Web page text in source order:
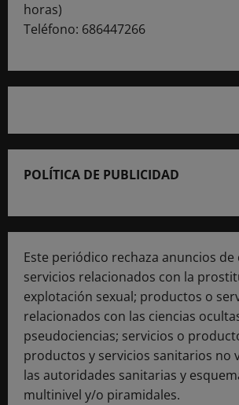
horas)
Teléfono: 686447266
POLÍTICA DE PUBLICIDAD
Este periódico rechaza anuncios
servicios relacionados con la
explotación sexual; productos o
relacionados con las ciencias
pseudociencias; servicios o
productos y servicios sanitarios no
las autoridades sanitarias y
multinivel y/o piramidales.